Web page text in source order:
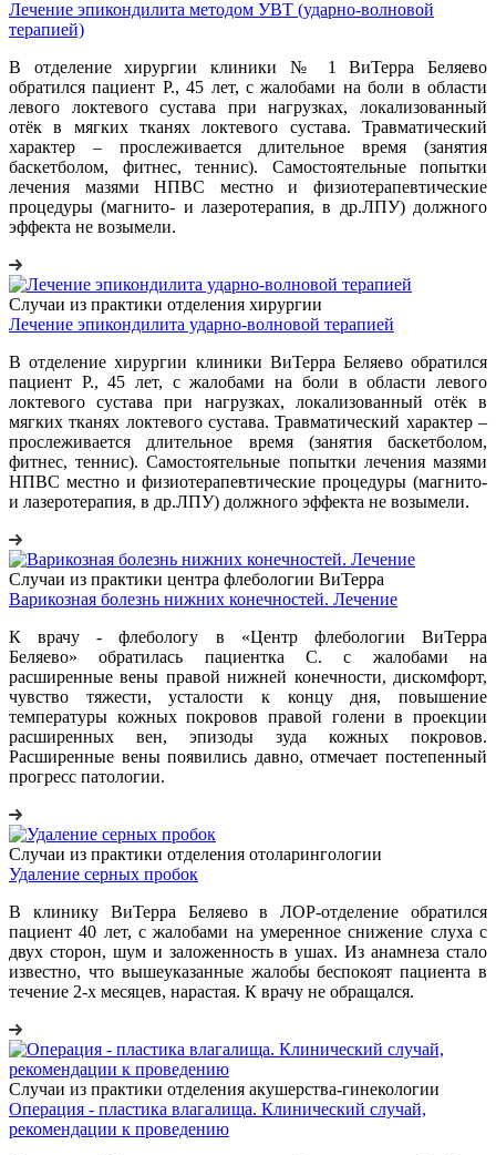
Лечение эпикондилита методом УВТ (ударно-волновой
терапией)
В отделение хирургии клиники № 1 ВиТерра Беляево
обратился пациент Р., 45 лет, с жалобами на боли в области
левого локтевого сустава при нагрузках, локализованный
отёк в мягких тканях локтевого сустава. Травматический
характер – прослеживается длительное время (занятия
баскетболом, фитнес, теннис). Самостоятельные попытки
лечения мазями НПВС местно и физиотерапевтические
процедуры (магнито- и лазеротерапия, в др.ЛПУ) должного
эффекта не возымели.
Случаи из практики отделения хирургии
Лечение эпикондилита ударно-волновой терапией
В отделение хирургии клиники ВиТерра Беляево обратился
пациент Р., 45 лет, с жалобами на боли в области левого
локтевого сустава при нагрузках, локализованный отёк в
мягких тканях локтевого сустава. Травматический характер –
прослеживается длительное время (занятия баскетболом,
фитнес, теннис). Самостоятельные попытки лечения мазями
НПВС местно и физиотерапевтические процедуры (магнито-
и лазеротерапия, в др.ЛПУ) должного эффекта не возымели.
Случаи из практики центра флебологии ВиТерра
Варикозная болезнь нижних конечностей. Лечение
К врачу - флебологу в «Центр флебологии ВиТерра
Беляево» обратилась пациентка С. с жалобами на
расширенные вены правой нижней конечности, дискомфорт,
чувство тяжести, усталости к концу дня, повышение
температуры кожных покровов правой голени в проекции
расширенных вен, эпизоды зуда кожных покровов.
Расширенные вены появились давно, отмечает постепенный
прогресс патологии.
Случаи из практики отделения отоларингологии
Удаление серных пробок
В клинику ВиТерра Беляево в ЛОР-отделение обратился
пациент 40 лет, с жалобами на умеренное снижение слуха с
двух сторон, шум и заложенность в ушах. Из анамнеза стало
известно, что вышеуказанные жалобы беспокоят пациента в
течение 2-х месяцев, нарастая. К врачу не обращался.
Случаи из практики отделения акушерства-гинекологии
Операция - пластика влагалища. Клинический случай,
рекомендации к проведению